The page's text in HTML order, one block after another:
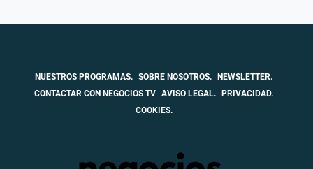
NUESTROS PROGRAMAS. SOBRE NOSOTROS. NEWSLETTER.
CONTACTAR CON NEGOCIOS TV AVISO LEGAL. PRIVACIDAD.
COOKIES.